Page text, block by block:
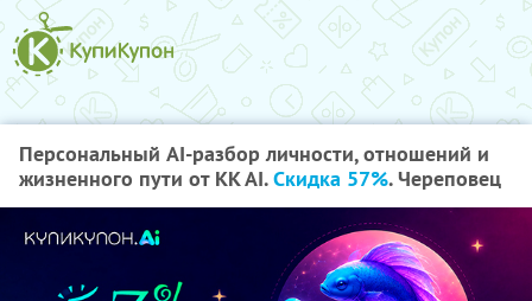
Персональный AI-разбор личности, отношений и
жизненного пути от KK AI.Скидка 57%. Череповец